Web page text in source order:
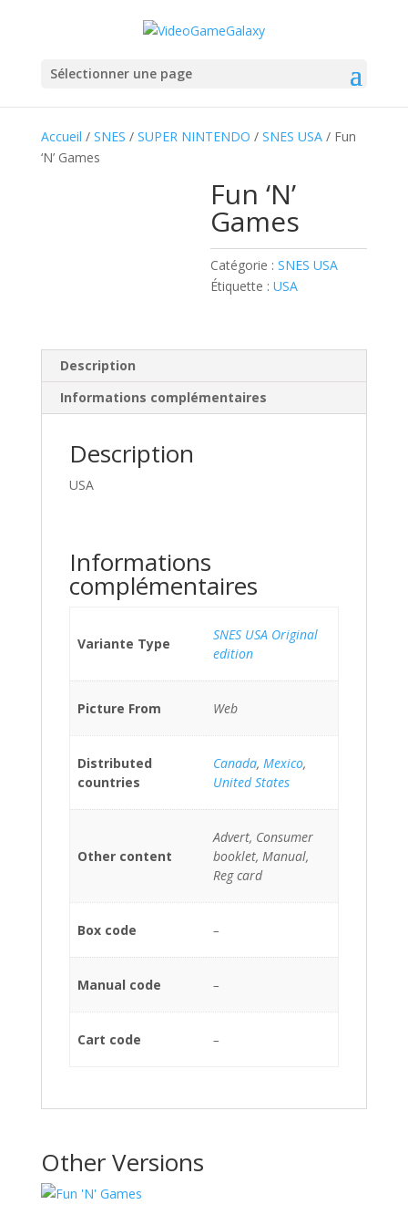
Sélectionner une page
Accueil / SNES / SUPER NINTENDO / SNES USA/ Fun
‘N’ Games
Fun ‘N’
Games
Catégorie :SNES USA
Étiquette :USA
Description
Informations complémentaires
Description
USA
Informations
complémentaires
Variante Type
SNES USA Original
edition
Picture From Web
Distributed
countries
Canada, Mexico,
United States
Other content
Advert, Consumer
booklet, Manual,
Reg card
Box code –
Manual code –
Cart code –
Other Versions